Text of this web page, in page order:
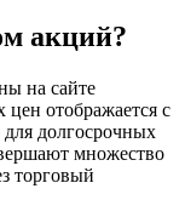
акций?
на сайте
отображается с
долгосрочных
множество
торговый